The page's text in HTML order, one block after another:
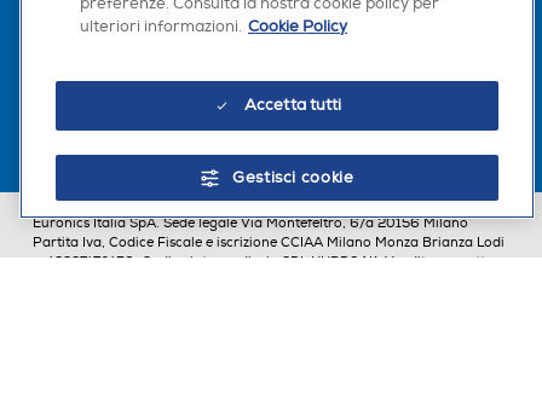
Euronics Italia SpA. Sede legale Via Montefeltro, 6/a 20156 Milano
Partita Iva, Codice Fiscale e iscrizione CCIAA Milano Monza Brianza Lodi
n. 13337170156. Codice intermediario SDI: HHBD9AK. Vendite soggette
ulteriori informazioni. Cookie Policy
Accetta tutti
Gestisci cookie